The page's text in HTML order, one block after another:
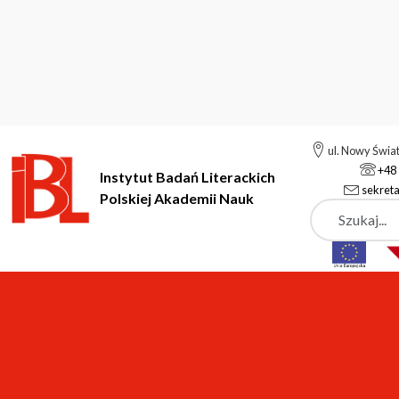
Instytut Badań Literackich
Polskiej Akademii Nauk
ul. Nowy
+48
Szukaj
Instytut Badań Literackich Polskiej Akademii Nauk Pracownie i
Zespół Badań